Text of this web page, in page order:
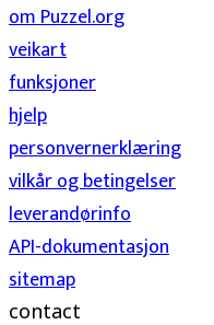
om Puzzel.org
veikart
funksjoner
hjelp
personvernerklæring
vilkår og betingelser
leverandørinfo
API-dokumentasjon
sitemap
contact